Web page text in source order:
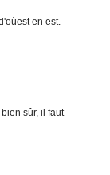
en est.
sûr, il faut